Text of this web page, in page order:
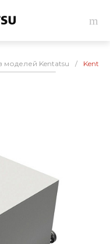
моделей Kentatsu /